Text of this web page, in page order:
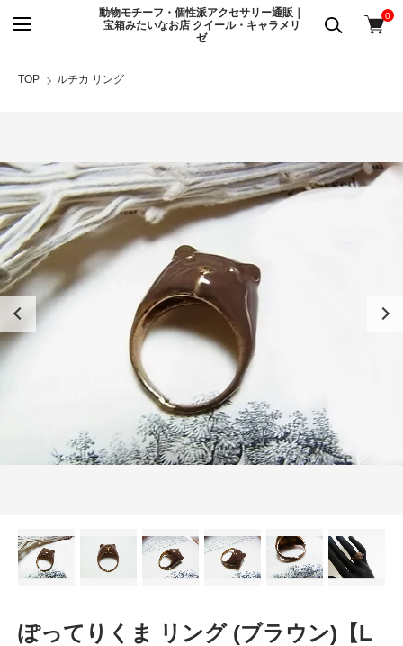
動物モチーフ・個性派アクセサリー通販｜
宝箱みたいなお店 クイール・キャラメリ
ゼ
0
TOP ルチカ リング
ぽってりくま リング (ブラウン)【L